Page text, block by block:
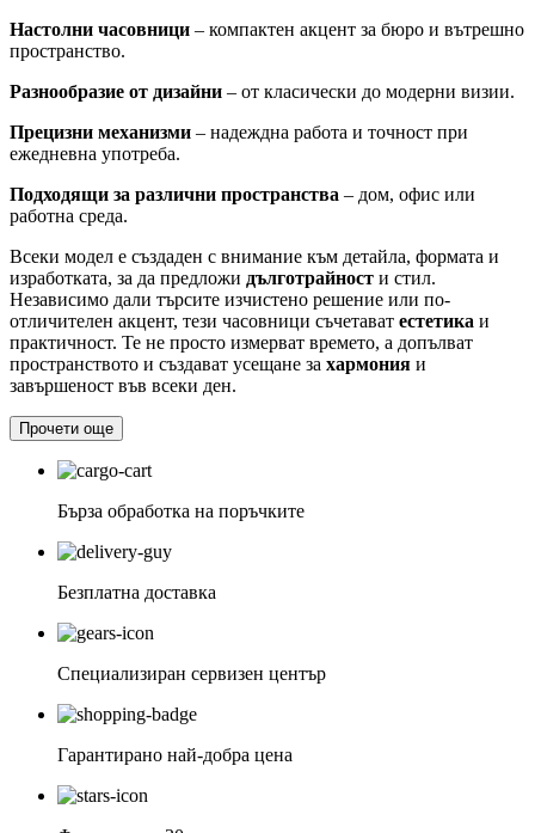
Настолни часовници – компактен акцент за бюро и вътрешно
пространство.
Разнообразие от дизайни – от класически до модерни визии.
Прецизни механизми – надеждна работа и точност при
ежедневна употреба.
Подходящи за различни пространства – дом, офис или
работна среда.
Всеки модел е създаден с внимание към детайла, формата и
изработката, за да предложи дълготрайност и стил.
Независимо дали търсите изчистено решение или по-
отличителен акцент, тези часовници съчетават естетика и
практичност. Те не просто измерват времето, а допълват
пространството и създават усещане за хармония и
завършеност във всеки ден.
Прочети още
Бърза обработка на поръчките
Безплатна доставка
Специализиран сервизен център
Гарантирано най-добра цена